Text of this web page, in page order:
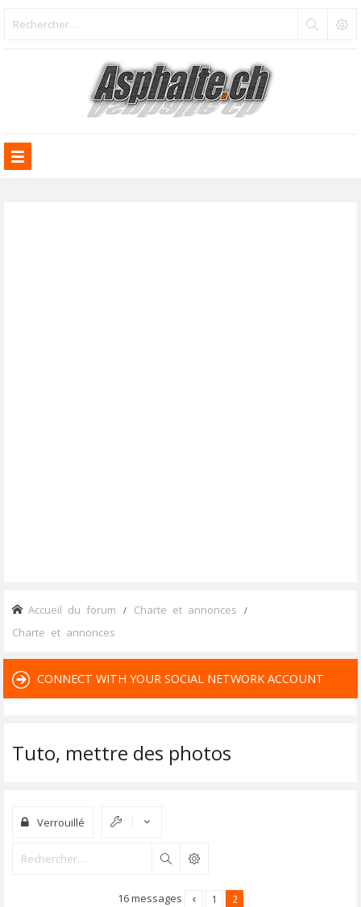
Accueil du forum Charte et annonces
Charte et annonces
CONNECT WITH YOUR SOCIAL NETWORK ACCOUNT
Tuto, mettre des photos
Verrouillé
Rechercher
16 messages 1 2